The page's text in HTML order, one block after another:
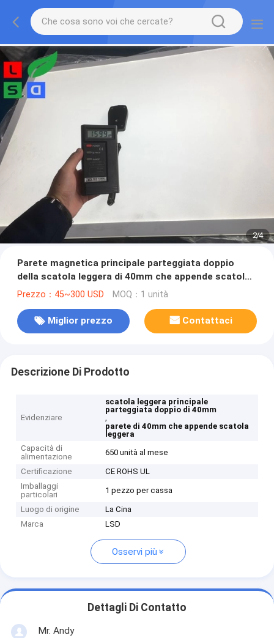
3/4
Parete magnetica principale parteggiata doppio
della scatola leggera di 40mm che appende scatola
leggera
Prezzo：45~300 USD MOQ：1 unità
Miglior prezzo Contattaci
Descrizione Di Prodotto
Evidenziare
scatola leggera principale
parteggiata doppio di 40mm
,
parete di 40mm che appende scatola
leggera
Capacità di
alimentazione
650 unità al mese
Certificazione
CE ROHS UL
Imballaggi
particolari
1 pezzo per cassa
Luogo di origine
La Cina
Marca
LSD
Osservi più
Dettagli Di Contatto
Mr. Andy